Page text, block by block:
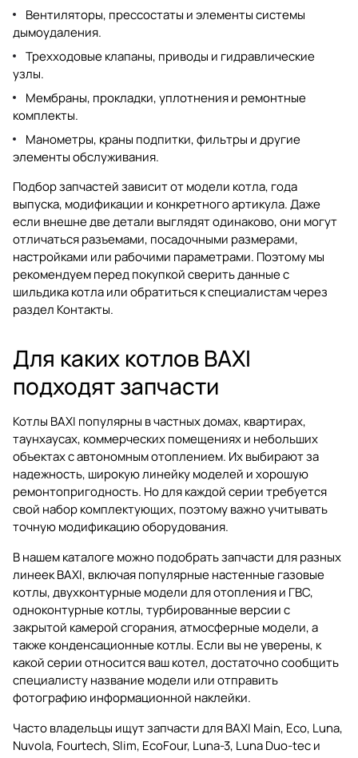
Вентиляторы, прессостаты и элементы системы
дымоудаления.
Трехходовые клапаны, приводы и гидравлические
узлы.
Мембраны, прокладки, уплотнения и ремонтные
комплекты.
Манометры, краны подпитки, фильтры и другие
элементы обслуживания.
Подбор запчастей зависит от модели котла, года
выпуска, модификации и конкретного артикула. Даже
если внешне две детали выглядят одинаково, они могут
отличаться разъемами, посадочными размерами,
настройками или рабочими параметрами. Поэтому мы
рекомендуем перед покупкой сверить данные с
шильдика котла или обратиться к специалистам через
раздел Контакты.
Для каких котлов BAXI
подходят запчасти
Котлы BAXI популярны в частных домах, квартирах,
таунхаусах, коммерческих помещениях и небольших
объектах с автономным отоплением. Их выбирают за
надежность, широкую линейку моделей и хорошую
ремонтопригодность. Но для каждой серии требуется
свой набор комплектующих, поэтому важно учитывать
точную модификацию оборудования.
В нашем каталоге можно подобрать запчасти для разных
линеек BAXI, включая популярные настенные газовые
котлы, двухконтурные модели для отопления и ГВС,
одноконтурные котлы, турбированные версии с
закрытой камерой сгорания, атмосферные модели, а
также конденсационные котлы. Если вы не уверены, к
какой серии относится ваш котел, достаточно сообщить
специалисту название модели или отправить
фотографию информационной наклейки.
Часто владельцы ищут запчасти для BAXI Main, Eco, Luna,
Nuvola, Fourtech, Slim, EcoFour, Luna-3, Luna Duo-tec и